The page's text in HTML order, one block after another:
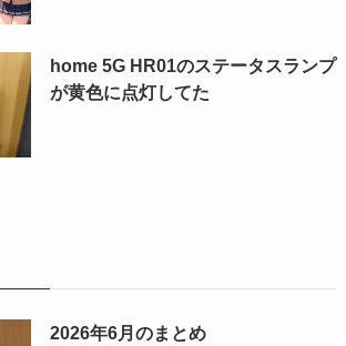
home 5G HR01のステータスランプ
が黄色に点灯してた
2026年6月のまとめ